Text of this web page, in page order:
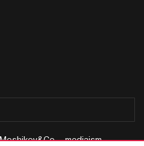
Moshikov&Co. - mediaism.